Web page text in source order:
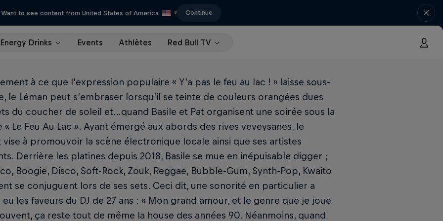
Want to see content from United States of America ? Continue
Energy Drinks Events Athlètes Red Bull TV
à ce que l’expression populaire « Y’a pas le feu au lac ! » laisse sous-
le Léman peut s’embraser lorsqu’il se teinte de couleurs orangées dues
du coucher de soleil et…quand Basile et Pat organisent une soirée sous la
« Le Feu Au Lac ». Ayant émergé aux abords des rives veveysanes, le
à promouvoir la scène électronique locale ainsi que ses artistes
Derrière les platines depuis 2018, Basile se mue en inépuisable digger ;
Boogie, Disco, Soft-Rock, Zouk, Reggae, Bubble-Gum, Synth-Pop, Kwaito
se conjuguent lors de ses sets. Ceci dit, une sonorité en particulier a
les faveurs du DJ de 27 ans : « Mon grand amour, et le genre que je joue
ça reste tout de même la house des années 90. Néanmoins, quand